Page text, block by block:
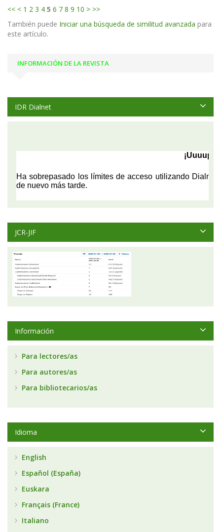
<< < 1 2 3 4 5 6 7 8 9 10 > >>
También puede Iniciar una búsqueda de similitud avanzada para
este artículo.
INFORMACIÓN DE LA REVISTA
IDR Dialnet
JCR-JIF
Información
Para lectores/as
Para autores/as
Para bibliotecarios/as
Idioma
English
Español (España)
Euskara
Français (France)
Italiano